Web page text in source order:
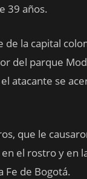
39 años.
la capital
del parque
atacante se
que le
el rostro y en
Fe de Bogotá.